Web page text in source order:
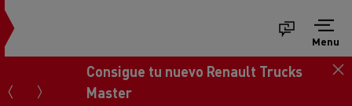
Menu
Consigue tu nuevo Renault Trucks
Master